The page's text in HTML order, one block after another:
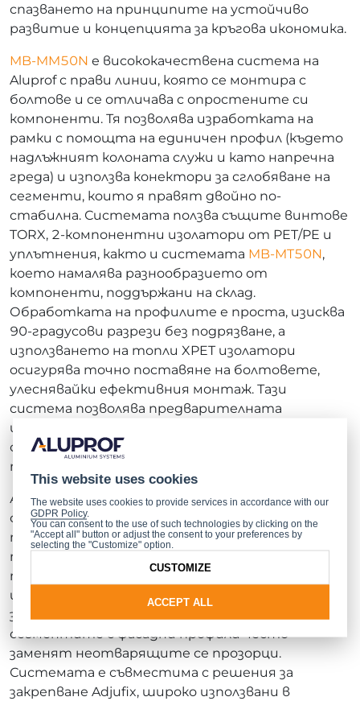
спазването на принципите на устойчиво
развитие и концепцията за кръгова икономика.
MB-MM50N е висококачествена система на
Aluprof с прави линии, която се монтира с
болтове и се отличава с опростените си
компоненти. Тя позволява изработката на
рамки с помощта на единичен профил (където
надлъжният колоната служи и като напречна
греда) и използва конектори за сглобяване на
сегменти, които я правят двойно по-
стабилна. Системата ползва същите винтове
TORX, 2-компонентни изолатори от PET/PE и
уплътнения, както и системата MB-MT50N,
което намалява разнообразието от
компоненти, поддържани на склад.
Обработката на профилите е проста, изисква
90-градусови разрези без подрязване, а
използването на топли XPET изолатори
осигурява точно поставяне на болтовете,
улеснявайки ефективния монтаж. Тази
система позволява предварителната
изработка на цели сегменти (с изключение на
стъкло) за монтаж на място чрез
полуразделители.
Архитектите ще са впечатлени от
скандинавската визия на фасадатаMB-MM50N
тъй като тя притежава предимствата на
традиционните фасади тип колона-греда и
позволява създаването на големи конструкции,
издържащи до 880 кг. Това решение е идеално и
за жилищни сгради в Северна Европа, където
сегментите с фасадни профили често
заменят неотварящите се прозорци.
Системата е съвместима с решения за
закрепване Adjufix, широко използвани в
This website uses cookies
The website uses cookies to provide services in accordance with our
GDPR Policy.
You can consent to the use of such technologies by clicking on the
"Accept all" button or adjust the consent to your preferences by
selecting the "Customize" option.
ACCEPT ALL
CUSTOMIZE